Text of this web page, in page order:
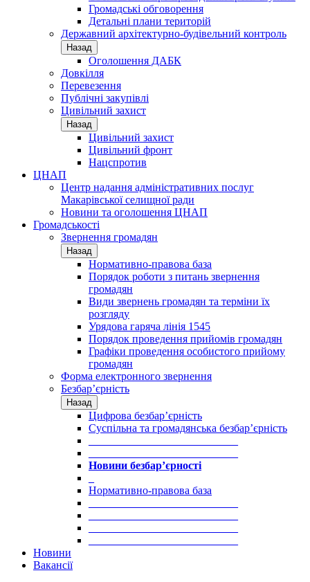
Громадські обговорення
Детальні плани територій
Державний архітектурно-будівельний контроль
Назад
Оголошення ДАБК
Довкілля
Перевезення
Публічні закупівлі
Цивільний захист
Назад
Цивільний захист
Цивільний фронт
Нацспротив
ЦНАП
Центр надання адміністративних послуг
Макарівської селищної ради
Новини та оголошення ЦНАП
Громадськості
Звернення громадян
Назад
Нормативно-правова база
Порядок роботи з питань звернення
громадян
Види звернень громадян та терміни їх
розгляду
Урядова гаряча лінія 1545
Порядок проведення прийомів громадян
Графіки проведення особистого прийому
громадян
Форма електронного звернення
Безбар’єрність
Назад
Цифрова безбар’єрність
Суспільна та громадянська безбар’єрність
Новини безбар’єрності
Нормативно-правова база
Новини
Вакансії